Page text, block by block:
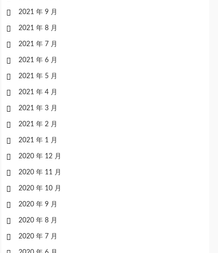
2021 年 9 月
2021 年 8 月
2021 年 7 月
2021 年 6 月
2021 年 5 月
2021 年 4 月
2021 年 3 月
2021 年 2 月
2021 年 1 月
2020 年 12 月
2020 年 11 月
2020 年 10 月
2020 年 9 月
2020 年 8 月
2020 年 7 月